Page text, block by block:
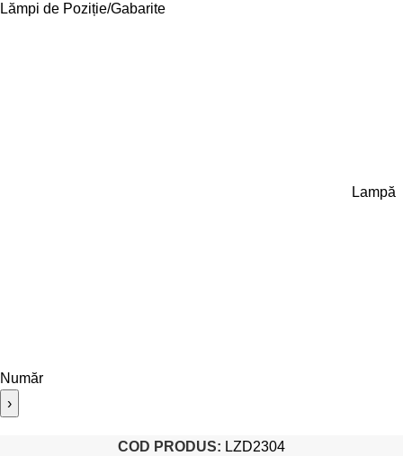
Lămpi de Poziție/Gabarite
Lampă
Număr
›
COD PRODUS: LZD2304